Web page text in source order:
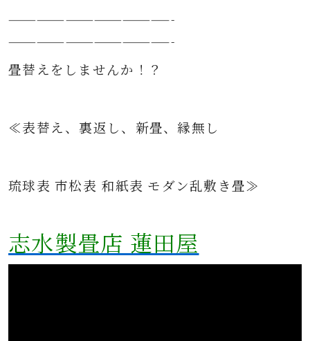
—————————————————-
—————————————————-
畳替えをしませんか！？
≪表替え、裏返し、新畳、縁無し
琉球表 市松表 和紙表 モダン乱敷き畳≫
志水製畳店 蓮田屋